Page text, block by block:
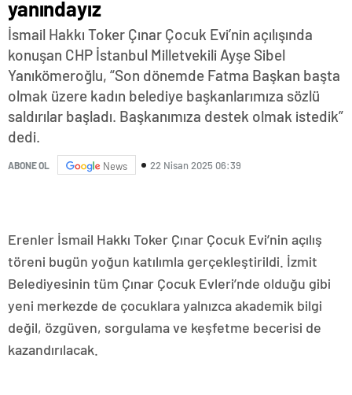
yanındayız
İsmail Hakkı Toker Çınar Çocuk Evi’nin açılışında
konuşan CHP İstanbul Milletvekili Ayşe Sibel
Yanıkömeroğlu, “Son dönemde Fatma Başkan başta
olmak üzere kadın belediye başkanlarımıza sözlü
saldırılar başladı. Başkanımıza destek olmak istedik”
dedi.
ABONE OL News 22 Nisan 2025 06:39
Erenler İsmail Hakkı Toker Çınar Çocuk Evi’nin açılış
töreni bugün yoğun katılımla gerçekleştirildi. İzmit
Belediyesinin tüm Çınar Çocuk Evleri’nde olduğu gibi
yeni merkezde de çocuklara yalnızca akademik bilgi
değil, özgüven, sorgulama ve keşfetme becerisi de
kazandırılacak.